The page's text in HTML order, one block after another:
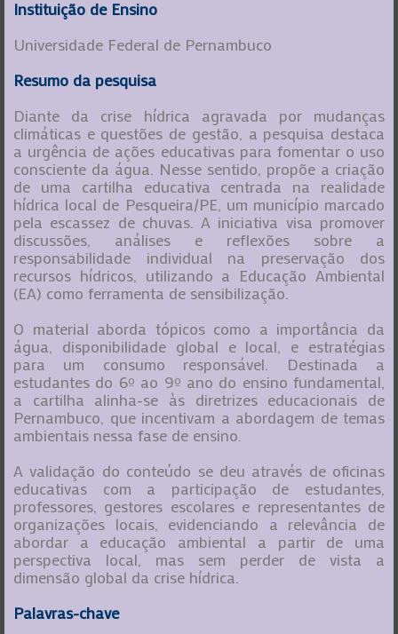
Instituição de Ensino
Universidade Federal de Pernambuco
Resumo da pesquisa
Diante da crise hídrica agravada por mudanças
climáticas e questões de gestão, a pesquisa destaca
a urgência de ações educativas para fomentar o uso
consciente da água. Nesse sentido, propõe a criação
de uma cartilha educativa centrada na realidade
hídrica local de Pesqueira/PE, um município marcado
pela escassez de chuvas. A iniciativa visa promover
discussões, análises e reflexões sobre a
responsabilidade individual na preservação dos
recursos hídricos, utilizando a Educação Ambiental
(EA) como ferramenta de sensibilização.
O material aborda tópicos como a importância da
água, disponibilidade global e local, e estratégias
para um consumo responsável. Destinada a
estudantes do 6º ao 9º ano do ensino fundamental,
a cartilha alinha-se às diretrizes educacionais de
Pernambuco, que incentivam a abordagem de temas
ambientais nessa fase de ensino.
A validação do conteúdo se deu através de oficinas
educativas com a participação de estudantes,
professores, gestores escolares e representantes de
organizações locais, evidenciando a relevância de
abordar a educação ambiental a partir de uma
perspectiva local, mas sem perder de vista a
dimensão global da crise hídrica.
Palavras-chave